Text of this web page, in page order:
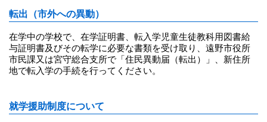
転出（市外への異動）
在学中の学校で、在学証明書、転入学児童生徒教科用図書給
与証明書及びその転学に必要な書類を受け取り、遠野市役所
市民課又は宮守総合支所で「住民異動届（転出）」、新住所
地で転入学の手続を行ってください。
就学援助制度について